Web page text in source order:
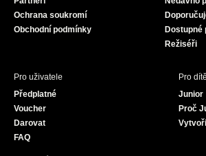
Ochrana soukromí
Obchodní podmínky
Dostupné
Režiséři
Pro uživatele
Předplatné
Voucher
Darovat
FAQ
Pro dítě
Junior
Proč